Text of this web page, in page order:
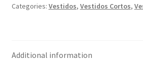
Categories: Vestidos, Vestidos Cortos,
Additional information